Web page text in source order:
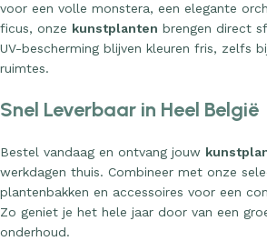
voor een volle monstera, een elegante
ficus, onze kunstplanten brengen direct
UV-bescherming blijven kleuren fris, zelfs
ruimtes.
Snel Leverbaar in Heel België
Bestel vandaag en ontvang jouw
werkdagen thuis. Combineer met onze
plantenbakken en accessoires voor een
Zo geniet je het hele jaar door van een
onderhoud.